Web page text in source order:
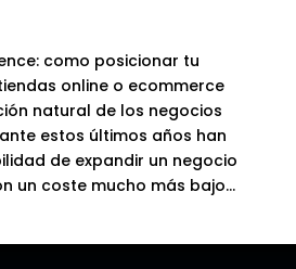
como posicionar tu
online o ecommerce
natural de los negocios
estos últimos años han
de expandir un negocio
un coste mucho más bajo...